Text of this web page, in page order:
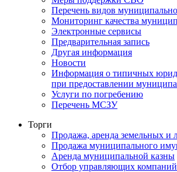
Перечень видов
Мониторинг качества
Электронные сервисы
Предварительная запись
Другая информация
Новости
Информация о типичных
при предоставлении
Услуги по погребению
Перечень МСЗУ
Торги
Продажа, аренда земельных и
Продажа муниципального
Аренда муниципальной казны
Отбор управляющих